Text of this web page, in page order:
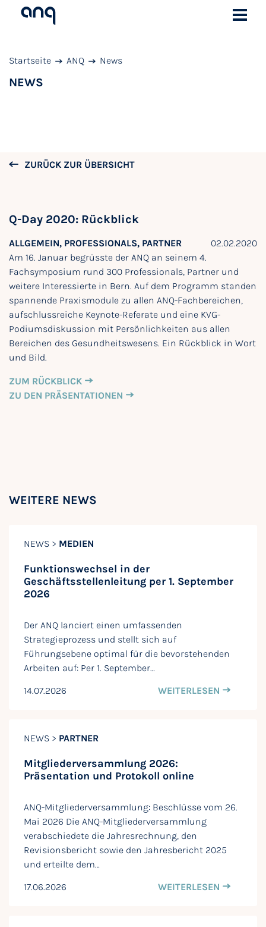
Startseite ANQ News
NEWS
ZURÜCK ZUR ÜBERSICHT
Q-Day 2020: Rückblick
ALLGEMEIN, PROFESSIONALS, PARTNER
02.02.2020
Am 16. Januar begrüsste der ANQ an seinem 4.
Fachsymposium rund 300 Professionals, Partner und
weitere Interessierte in Bern. Auf dem Programm standen
spannende Praxismodule zu allen ANQ-Fachbereichen,
aufschlussreiche Keynote-Referate und eine KVG-
Podiumsdiskussion mit Persönlichkeiten aus allen
Bereichen des Gesundheitswesens. Ein Rückblick in Wort
und Bild.
ZUM RÜCKBLICK
ZU DEN PRÄSENTATIONEN
WEITERE NEWS
NEWS > MEDIEN
Funktionswechsel in der
Geschäftsstellenleitung per 1. September
2026
Der ANQ lanciert einen umfassenden
Strategieprozess und stellt sich auf
Führungsebene optimal für die bevorstehenden
Arbeiten auf: Per 1. September…
14.07.2026
WEITERLESEN
NEWS > PARTNER
Mitgliederversammlung 2026:
Präsentation und Protokoll online
ANQ-Mitgliederversammlung: Beschlüsse vom 26.
Mai 2026 Die ANQ-Mitgliederversammlung
verabschiedete die Jahresrechnung, den
Revisionsbericht sowie den Jahresbericht 2025
und erteilte dem…
17.06.2026
WEITERLESEN